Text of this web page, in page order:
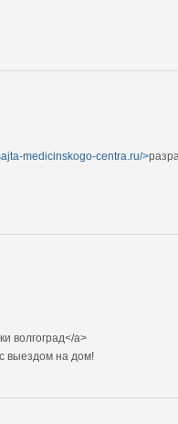
medicinskogo-centra.ru/>
волгоград</a>
выездом на дом!